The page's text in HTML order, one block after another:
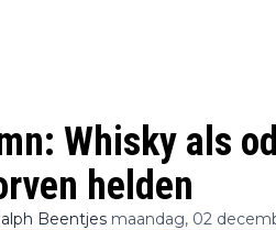
Whisky als
helden
Beentjes maandag, 02